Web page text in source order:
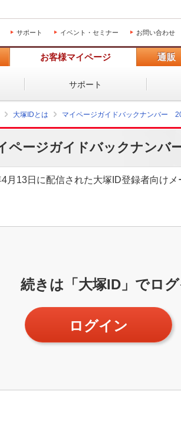
サポート イベント・セミナー お問い合わせ
お客様マイページ 通販
サポート
大塚IDとは マイページガイドバックナンバー
ページガイドバックナンバ
月13日に配信された大塚ID登録者向け
続きは「大塚ID」でロ
ログイン